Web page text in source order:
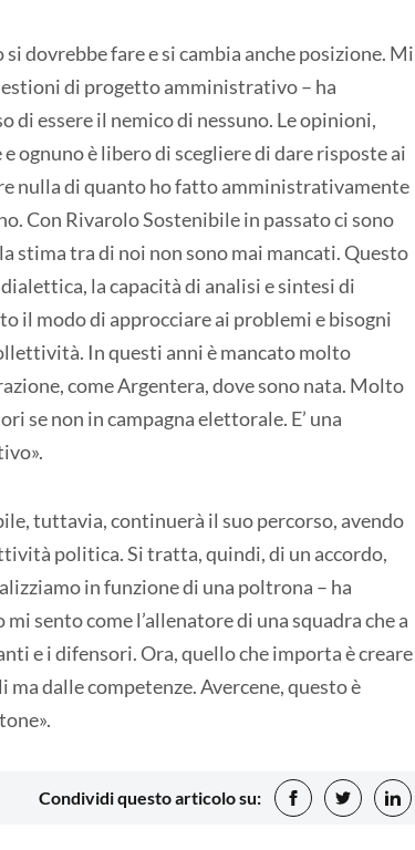
dovrebbe fare e si cambia anche posizione. Mi
di progetto amministrativo – ha
di essere il nemico di nessuno. Le opinioni,
ognuno è libero di scegliere di dare risposte ai
nulla di quanto ho fatto amministrativamente
Con Rivarolo Sostenibile in passato ci sono
stima tra di noi non sono mai mancati. Questo
la capacità di analisi e sintesi di
il modo di approcciare ai problemi e bisogni
In questi anni è mancato molto
come Argentera, dove sono nata. Molto
se non in campagna elettorale. E’ una
tuttavia, continuerà il suo percorso, avendo
politica. Si tratta, quindi, di un accordo,
in funzione di una poltrona – ha
sento come l’allenatore di una squadra che a
e i difensori. Ora, quello che importa è creare
dalle competenze. Avercene, questo è
Condividi questo articolo su: